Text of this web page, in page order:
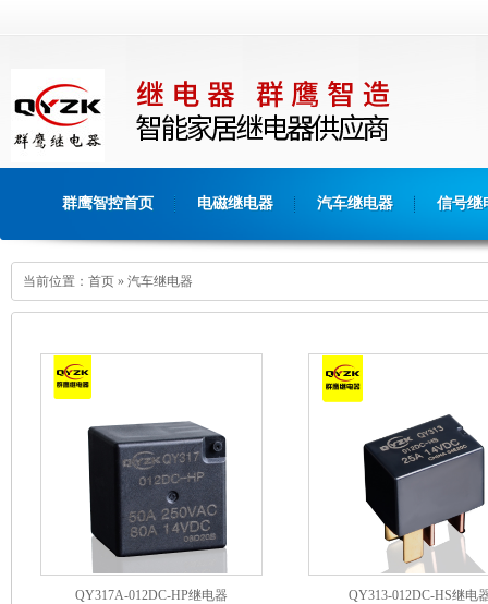
群鹰智控首页 电磁继电器 汽车继电器 信号继
当前位置： 首页 » 汽车继电器
QY317A-012DC-HP继电器 QY313-012DC-HS继电